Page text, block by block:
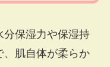
分保湿力や保湿持
、肌自体が柔らか